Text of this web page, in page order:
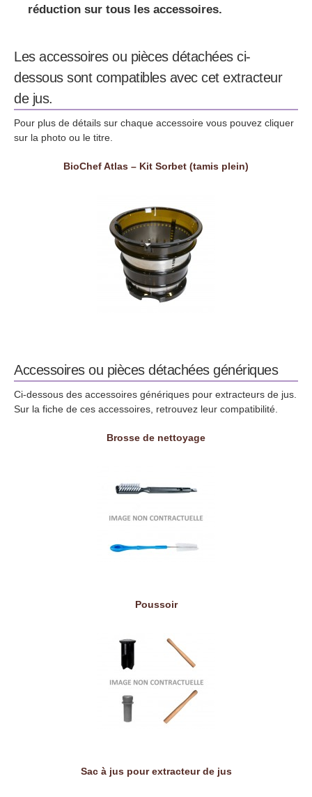
réduction sur tous les accessoires.
Les accessoires ou pièces détachées ci-
dessous sont compatibles avec cet extracteur
de jus.
Pour plus de détails sur chaque accessoire vous pouvez cliquer
sur la photo ou le titre.
BioChef Atlas – Kit Sorbet (tamis plein)
Accessoires ou pièces détachées génériques
Ci-dessous des accessoires génériques pour extracteurs de jus.
Sur la fiche de ces accessoires, retrouvez leur compatibilité.
Brosse de nettoyage
Poussoir
Sac à jus pour extracteur de jus